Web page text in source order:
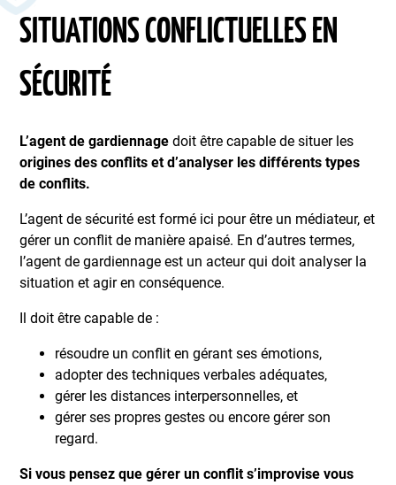
SITUATIONS CONFLICTUELLES EN
SÉCURITÉ
L’agent de gardiennage doit être capable de situer les
origines des conflits et d’analyser les différents types
de conflits.
L’agent de sécurité est formé ici pour être un médiateur, et
gérer un conflit de manière apaisé. En d’autres termes,
l’agent de gardiennage est un acteur qui doit analyser la
situation et agir en conséquence.
Il doit être capable de :
résoudre un conflit en gérant ses émotions,
adopter des techniques verbales adéquates,
gérer les distances interpersonnelles, et
gérer ses propres gestes ou encore gérer son
regard.
Si vous pensez que gérer un conflit s’improvise vous